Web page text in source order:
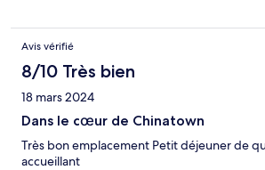
Avis vérifié
8/10 Très bien
18 mars 2024
Dans le cœur de Chinatown
Très bon emplacement Petit déjeuner de
accueillant